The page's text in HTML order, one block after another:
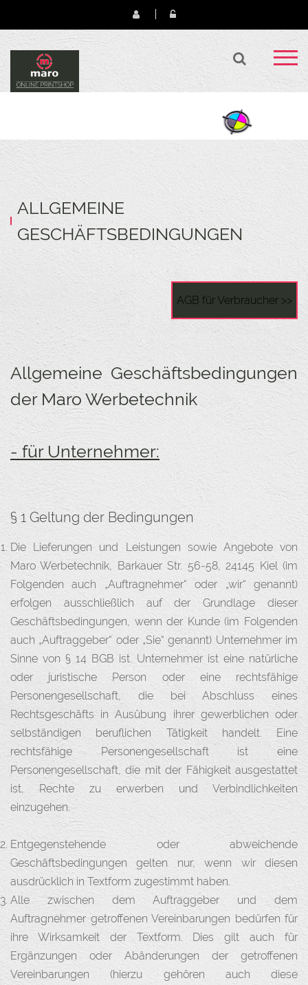
ALLGEMEINE
GESCHÄFTSBEDINGUNGEN
AGB für Verbraucher >>
Allgemeine Geschäftsbedingungen
der Maro Werbetechnik
- für Unternehmer:
§ 1 Geltung der Bedingungen
Die Lieferungen und Leistungen sowie Angebote von
Maro Werbetechnik, Barkauer Str. 56-58, 24145 Kiel (im
Folgenden auch „Auftragnehmer“ oder „wir“ genannt)
erfolgen ausschließlich auf der Grundlage dieser
Geschäftsbedingungen, wenn der Kunde (im Folgenden
auch „Auftraggeber“ oder „Sie“ genannt) Unternehmer im
Sinne von § 14 BGB ist. Unternehmer ist eine natürliche
oder juristische Person oder eine rechtsfähige
Personengesellschaft, die bei Abschluss eines
Rechtsgeschäfts in Ausübung ihrer gewerblichen oder
selbständigen beruflichen Tätigkeit handelt. Eine
rechtsfähige Personengesellschaft ist eine
Personengesellschaft, die mit der Fähigkeit ausgestattet
ist, Rechte zu erwerben und Verbindlichkeiten
einzugehen.
Entgegenstehende oder abweichende
Geschäftsbedingungen gelten nur, wenn wir diesen
ausdrücklich in Textform zugestimmt haben.
Alle zwischen dem Auftraggeber und dem
Auftragnehmer getroffenen Vereinbarungen bedürfen für
ihre Wirksamkeit der Textform. Dies gilt auch für
Ergänzungen oder Abänderungen der getroffenen
Vereinbarungen (hierzu gehören auch diese